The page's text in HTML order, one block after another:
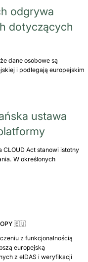
odgrywa
dotyczących
dane osobowe są
i podlegają europejskim
ustawa
Act stanowi istotny
W określonych
🇪🇺
z funkcjonalnością
europejską
z eIDAS i weryfikacji